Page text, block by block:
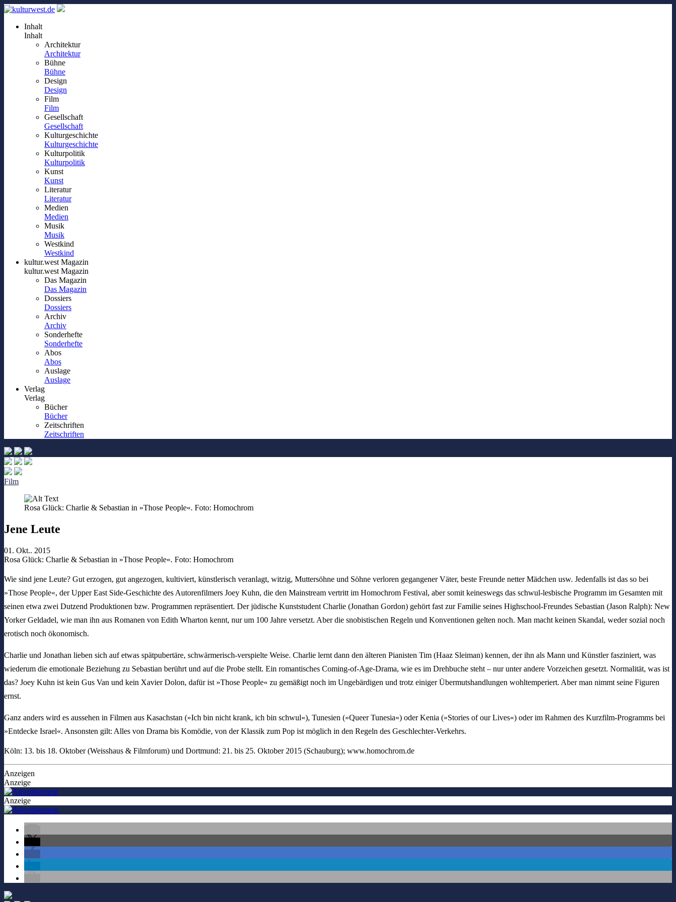
Inhalt
Inhalt
Architektur
Architektur
Bühne
Bühne
Design
Design
Film
Film
Gesellschaft
Gesellschaft
Kulturgeschichte
Kulturgeschichte
Kulturpolitik
Kulturpolitik
Kunst
Kunst
Literatur
Literatur
Medien
Medien
Musik
Musik
Westkind
Westkind
kultur.west Magazin
kultur.west Magazin
Das Magazin
Das Magazin
Dossiers
Dossiers
Archiv
Archiv
Sonderhefte
Sonderhefte
Abos
Abos
Auslage
Auslage
Verlag
Verlag
Bücher
Bücher
Zeitschriften
Zeitschriften
Film
Rosa Glück: Charlie & Sebastian in »Those People«. Foto: Homochrom
Jene Leute
01. Okt.. 2015
Rosa Glück: Charlie & Sebastian in »Those People«. Foto: Homochrom
Wie sind jene Leute? Gut erzogen, gut angezogen, kultiviert, künstlerisch veranlagt, witzig, Muttersöhne und Söhne verloren gegangener Väter, beste Freunde netter Mädchen usw. Jedenfalls ist das so bei
»Those People«, der Upper East Side-Geschichte des Autorenfilmers Joey Kuhn, die den Mainstream vertritt im Homochrom Festival, aber somit keineswegs das schwul-lesbische Programm im Gesamten mit
seinen etwa zwei Dutzend Produktionen bzw. Programmen repräsentiert. Der jüdische Kunststudent Charlie (Jonathan Gordon) gehört fast zur Familie seines Highschool-Freundes Sebastian (Jason Ralph): New
Yorker Geldadel, wie man ihn aus Romanen von Edith Wharton kennt, nur um 100 Jahre versetzt. Aber die snobistischen Regeln und Konventionen gelten noch. Man macht keinen Skandal, weder sozial noch
erotisch noch ökonomisch.
Charlie und Jonathan lieben sich auf etwas spätpubertäre, schwärmerisch-verspielte Weise. Charlie lernt dann den älteren Pianisten Tim (Haaz Sleiman) kennen, der ihn als Mann und Künstler fasziniert, was
wiederum die emotionale Beziehung zu Sebastian berührt und auf die Probe stellt. Ein romantisches Coming-of-Age-Drama, wie es im Drehbuche steht – nur unter andere Vorzeichen gesetzt. Normalität, was ist
das? Joey Kuhn ist kein Gus Van und kein Xavier Dolon, dafür ist »Those People« zu gemäßigt noch im Ungebärdigen und trotz einiger Übermutshandlungen wohltemperiert. Aber man nimmt seine Figuren
ernst.
Ganz anders wird es aussehen in Filmen aus Kasachstan (»Ich bin nicht krank, ich bin schwul«), Tunesien (»Queer Tunesia«) oder Kenia (»Stories of our Lives«) oder im Rahmen des Kurzfilm-Programms bei
»Entdecke Israel«. Ansonsten gilt: Alles von Drama bis Komödie, von der Klassik zum Pop ist möglich in den Regeln des Geschlechter-Verkehrs.
Köln: 13. bis 18. Oktober (Weisshaus & Filmforum) und Dortmund: 21. bis 25. Oktober 2015 (Schauburg); www.homochrom.de
Anzeigen
Anzeige
Anzeige